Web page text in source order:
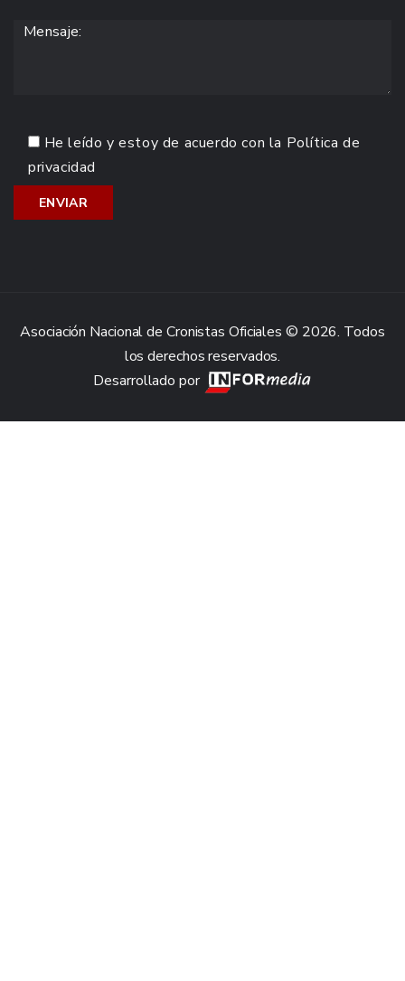
He leído y estoy de acuerdo con la Política de
privacidad
Asociación Nacional de Cronistas Oficiales © 2026. Todos
los derechos reservados.
Desarrollado por